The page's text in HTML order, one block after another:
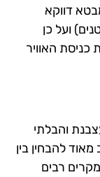
דווקא
ועל כן
האוויר
והבלתי
להבחין בין
רבים